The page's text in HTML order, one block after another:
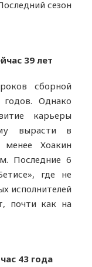
сезон
39 лет
сборной
Однако
карьеры
вырасти в
Хоакин
Последние 6
где не
исполнителей
почти как на
43 года